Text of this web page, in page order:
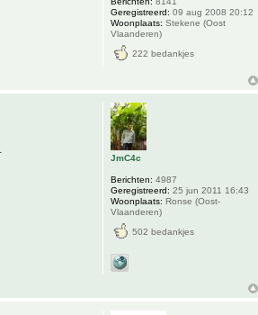
Geregistreerd: 09 aug 2008 20:12
Woonplaats: Stekene (Oost
Vlaanderen)
222 bedankjes
JmC4c
Berichten: 4987
Geregistreerd: 25 jun 2011 16:43
Woonplaats: Ronse (Oost-
Vlaanderen)
502 bedankjes